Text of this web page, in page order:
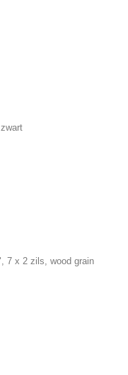
7 x 2 zils, wood grain